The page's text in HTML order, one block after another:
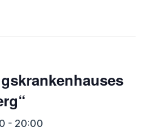
- 20:00